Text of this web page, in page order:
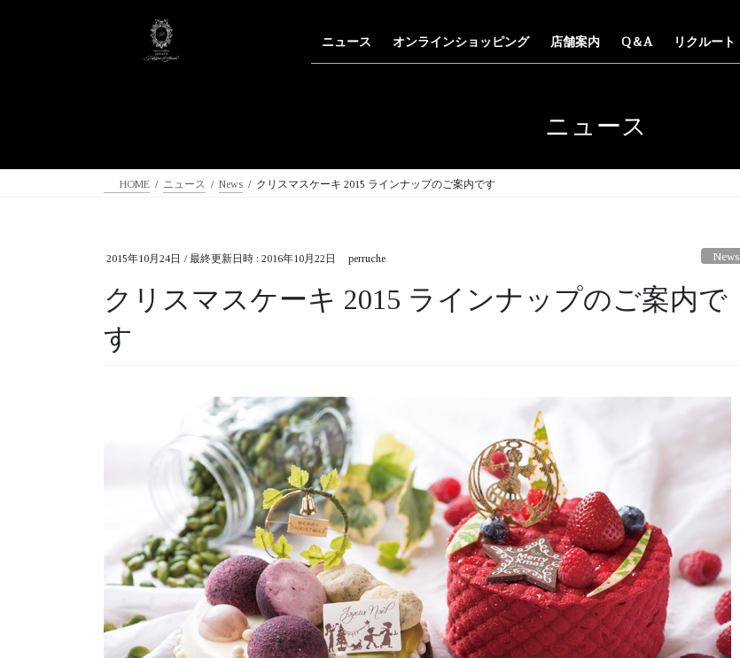
ニュース オンラインショッピング 店舗案内 Q＆A リクルート
ニュース
HOME ニュース News クリスマスケーキ 2015 ラインナップのご案内です
2015年10月24日 / 最終更新日時 : 2016年10月22日 perruche News
クリスマスケーキ 2015 ラインナップのご案内で
す